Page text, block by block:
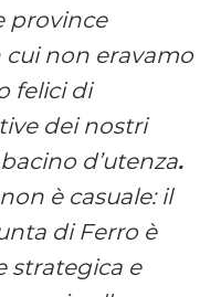
province
cui non eravamo
felici di
dei nostri
d’utenza.
è casuale: il
di Ferro è
strategica e